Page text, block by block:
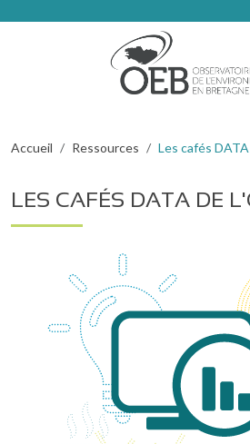
Fil d'Ariane
Accueil Ressources Les cafés
LES CAFÉS DATA DE